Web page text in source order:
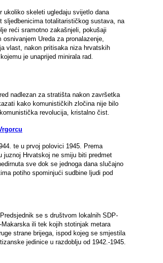
ukoliko skeleti ugledaju svijetlo dana
sljedbenicima totalitarističkog sustava, na
reći sramotno zakašnjeli, pokušaji
Ureda za pronalazenje,
vlast, nakon pritisaka niza hrvatskih
je unaprijed minirala rad.
nadlezan za stratišta nakon završetka
kako komunističkih zločina nije bilo
revolucija, kristalno čist.
te u prvoj polovici 1945. Prema
Hrvatskoj ne smiju biti predmet
sve dok se jednoga dana slučajno
potiho spominjući sudbine ljudi pod
se s društvom lokalnih SDP-
ili tek kojih stotinjak metara
strane brijega, ispod kojeg se smjestila
jedinice u razdoblju od 1942.-1945.